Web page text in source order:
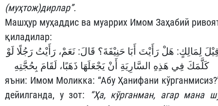
(муҳтож)дирлар”.
Машҳур муҳаддис ва муаррих Имом Заҳабий
қиладилар:
لِمَالِكٍ: هَلْ رَأَيْتَ أَبَا حَنِيْفَةَ؟ قَالَ: نَعَمْ، رَأَيْتُ رَجُلًا لَوْ
كَلَّمَكَ فِي هَذِهِ السَّارِيَةِ أَنْ يَجْعَلَهَا ذَهَبًا، لَقَامَ بِحُجَّتِهِ
яъни: Имом Моликка: “Абу Ҳанифани
дейилганда, у зот:
“Ҳа, кўрганман, агар мана